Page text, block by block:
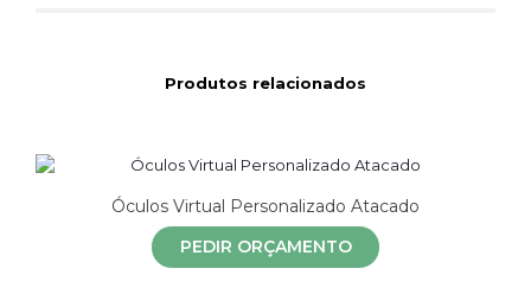
Produtos relacionados
Óculos Virtual Personalizado Atacado
PEDIR ORÇAMENTO